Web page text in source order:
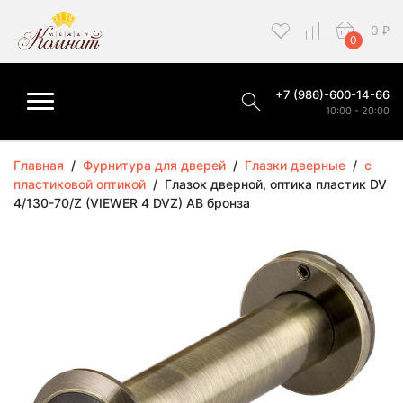
0
0 ₽
+7 (986)-600-14-66
10:00 - 20:00
Главная / Фурнитура для дверей / Глазки дверные / с
пластиковой оптикой / Глазок дверной, оптика пластик DV
4/130-70/Z (VIEWER 4 DVZ) AB бронза